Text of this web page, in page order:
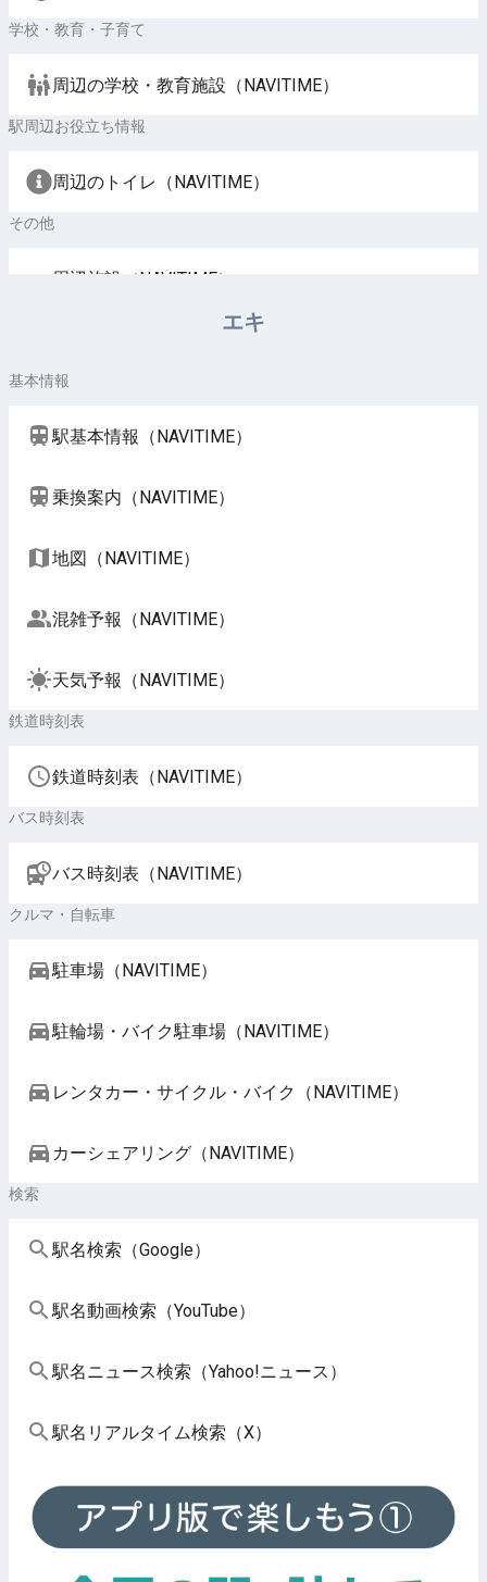
学校・教育・子育て
周辺の学校・教育施設（NAVITIME）
駅周辺お役立ち情報
周辺のトイレ（NAVITIME）
その他
周辺施設（NAVITIME）
エキ
基本情報
駅基本情報（NAVITIME）
乗換案内（NAVITIME）
地図（NAVITIME）
混雑予報（NAVITIME）
天気予報（NAVITIME）
鉄道時刻表
鉄道時刻表（NAVITIME）
バス時刻表
バス時刻表（NAVITIME）
クルマ・自転車
駐車場（NAVITIME）
駐輪場・バイク駐車場（NAVITIME）
レンタカー・サイクル・バイク（NAVITIME）
カーシェアリング（NAVITIME）
検索
駅名検索（Google）
駅名動画検索（YouTube）
駅名ニュース検索（Yahoo!ニュース）
駅名リアルタイム検索（X）